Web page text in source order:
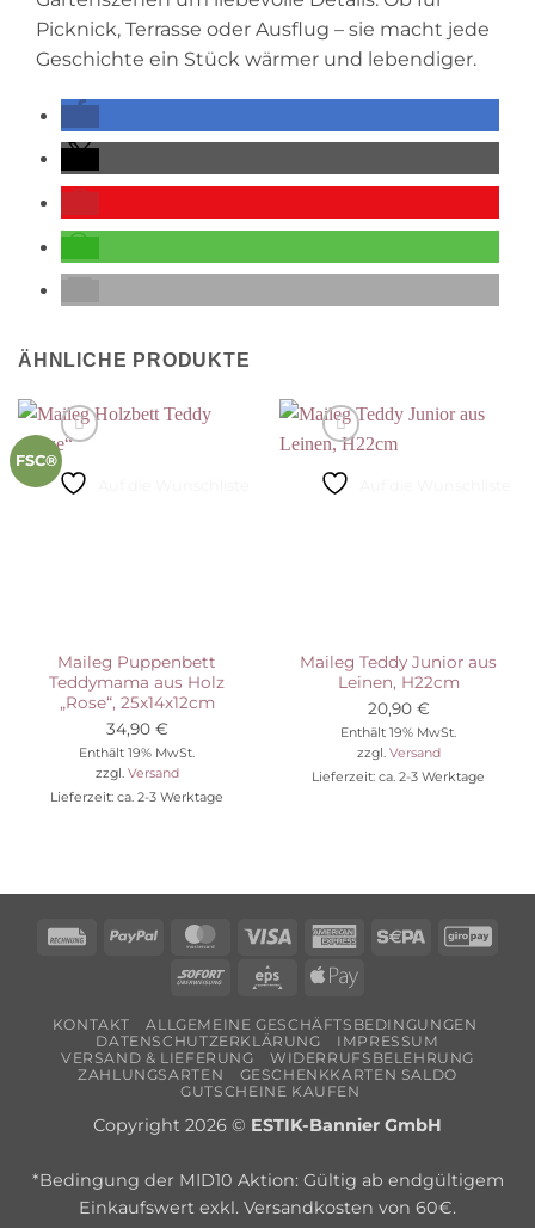
Picknick, Terrasse oder Ausflug – sie macht jede
Geschichte ein Stück wärmer und lebendiger.
ÄHNLICHE PRODUKTE
FSC®
Maileg Puppenbett
Teddymama aus Holz
„Rose“, 25x14x12cm
34,90 €
Enthält 19% MwSt.
zzgl. Versand
Lieferzeit: ca. 2-3 Werktage
Maileg Teddy Junior aus
Leinen, H22cm
20,90 €
Enthält 19% MwSt.
zzgl. Versand
Lieferzeit: ca. 2-3 Werktage
RechungPayPal MasterCard
Visa
American Sepa
Sofort
Eps
Apple
KONTAKT
ALLGEMEINE GESCHÄFTSBEDINGUNGEN
DATENSCHUTZERKLÄRUNG
IMPRESSUM
VERSAND & LIEFERUNG
WIDERRUFSBELEHRUNG
ZAHLUNGSARTEN
GESCHENKKARTEN SALDO
GUTSCHEINE KAUFEN
Copyright 2026 © ESTIK-Bannier GmbH
*Bedingung der MID10 Aktion: Gültig ab endgültigem
Einkaufswert exkl. Versandkosten von 60€.